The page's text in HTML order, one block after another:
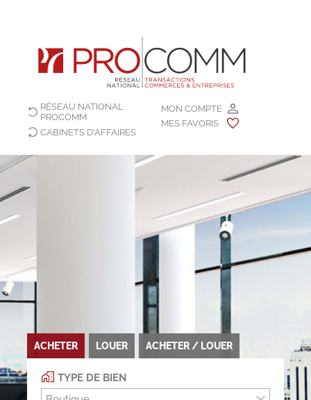
MON COMPTE
MES FAVORIS
RÉSEAU NATIONAL
PROCOMM
CABINETS D'AFFAIRES
ACHETER LOUER ACHETER / LOUER
TYPE DE BIEN